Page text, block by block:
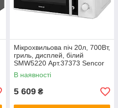
Мікрохвильова піч 20л, 700Вт,
гриль, дисплей, білий
SMW5220 Арт.37373 Sencor
В наявності
5 609 ₴